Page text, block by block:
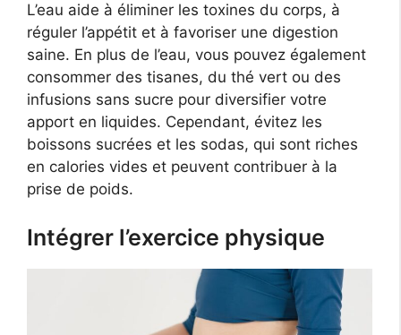
L’eau aide à éliminer les toxines du corps, à
réguler l’appétit et à favoriser une digestion
saine. En plus de l’eau, vous pouvez également
consommer des tisanes, du thé vert ou des
infusions sans sucre pour diversifier votre
apport en liquides. Cependant, évitez les
boissons sucrées et les sodas, qui sont riches
en calories vides et peuvent contribuer à la
prise de poids.
Intégrer l’exercice physique